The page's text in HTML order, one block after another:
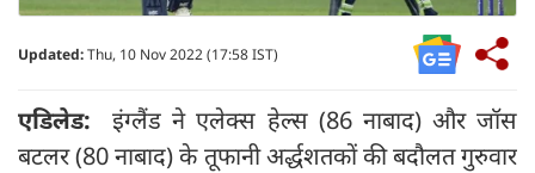
Updated:Thu, 10 Nov 2022 (17:58 IST)
एडिलेड: इंग्लैंड ने एलेक्स हेल्स (86 नाबाद) और जॉस
बटलर (80 नाबाद) के तूफानी अर्द्धशतकों की बदौलत गुरुवार